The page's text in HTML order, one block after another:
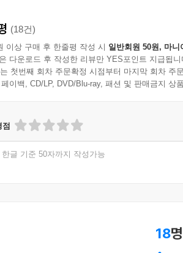
(18건)
이상 구매 후 한줄평 작성 시 일반회원 50원, 마니
다운로드 후 작성한 리뷰만 YES포인트 지급됩니
첫번째 회차 주문확정 시점부터 마지막 회차 주
이백, CD/LP, DVD/Blu-ray, 패션 및 판매금지 상
점
한글 기준 50자까지 작성가능
18